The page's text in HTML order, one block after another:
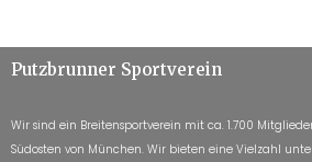
Putzbrunner Sportverein
Wir sind ein Breitensportverein mit ca. 1.700
Südosten von München. Wir bieten eine Vielzahl